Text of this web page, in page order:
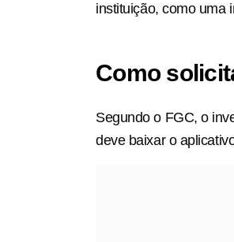
instituição, como uma
Como
Segundo o FGC, o
deve baixar o